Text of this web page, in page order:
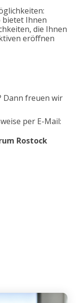
Ihnen
die Ihnen
eröffnen
Dann freuen wir
per E-Mail:
Rostock